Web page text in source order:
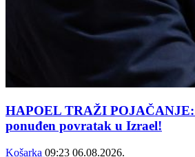
HAPOEL TRAŽI POJAČANJE:
ponuđen povratak u Izrael!
Košarka 09:23 06.08.2026.